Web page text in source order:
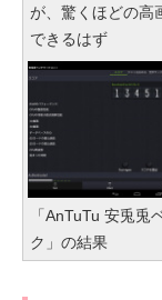
が、驚くほどの高
できるはず
「AnTuTu 安兎兎
ク」の結果